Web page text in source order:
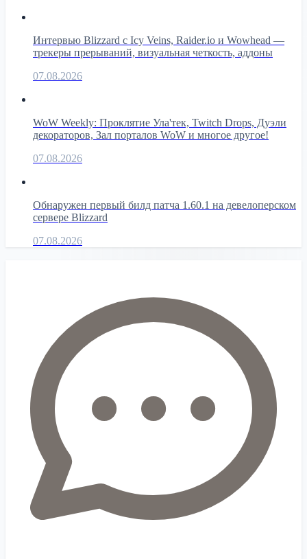
Интервью Blizzard с Icy Veins, Raider.io и Wowhead —
трекеры прерываний, визуальная четкость, аддоны
07.08.2026
WoW Weekly: Проклятие Ула'тек, Twitch Drops, Дуэли
декораторов, Зал порталов WoW и многое другое!
07.08.2026
Обнаружен первый билд патча 1.60.1 на девелоперском
сервере Blizzard
07.08.2026